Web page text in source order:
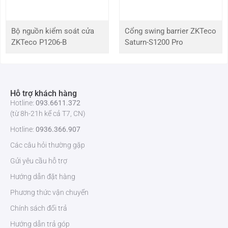
Tốc độ
màn
1/5 giây đến 1/100.000 giây
sáng
tối
thiểu
Tỷ lệ S
/ N
> 52 dB
IR
vi ánh
sáng
Bộ nguồn kiểm soát cửa
ZKTeco P1206-B
Cổng swing barrier ZKTeco
Saturn-S1200 Pro
Hỗ trợ khách hàng
Hotline: 093.6611.372
(từ 8h-21h kể cả T7, CN)
Hotline: 0936.366.907
Các câu hỏi thường gặp
Gửi yêu cầu hỗ trợ
Hướng dẫn đặt hàng
Phương thức vận chuyển
Chính sách đổi trả
Hướng dẫn trả góp